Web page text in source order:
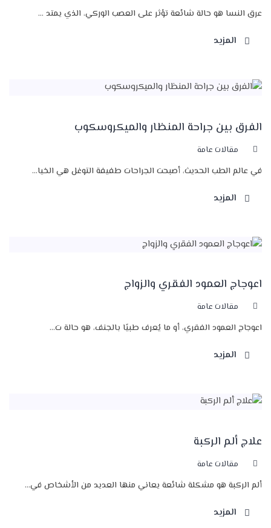
عرق النسا هو حالة شائعة تؤثر على العصب الوركي، الذي يمتد ...
المزيد
الفرق بين جراحة المنظار والميكروسكوب
مقالات عامة
في عالم الطب الحديث، أصبحت الجراحات طفيفة التوغل هي الخيا...
المزيد
اعوجاج العمود الفقري والزواج
مقالات عامة
اعوجاج العمود الفقري، أو ما يُعرف طبيًا بالجنف، هو حالة ت...
المزيد
علاج ألم الركبة
مقالات عامة
ألم الركبة هو مشكلة شائعة يعاني منها العديد من الأشخاص في...
المزيد